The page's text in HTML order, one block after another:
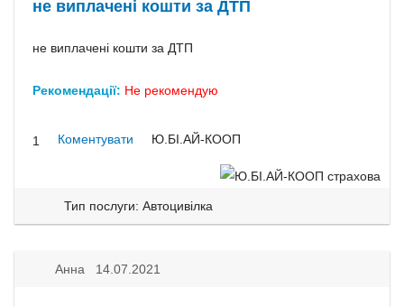
не виплачені кошти за ДТП
не виплачені кошти за ДТП
Рекомендації: Не рекомендую
1 Коментувати Ю.БІ.АЙ-КООП
Тип послуги: Автоцивілка
Анна 14.07.2021